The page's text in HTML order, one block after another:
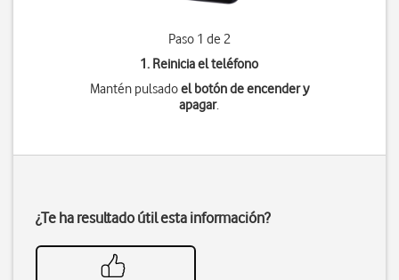
Paso 1 de 2
1. Reinicia el teléfono
Mantén pulsadoel botón de encender y
apagar.
¿Te ha resultado útil esta información?